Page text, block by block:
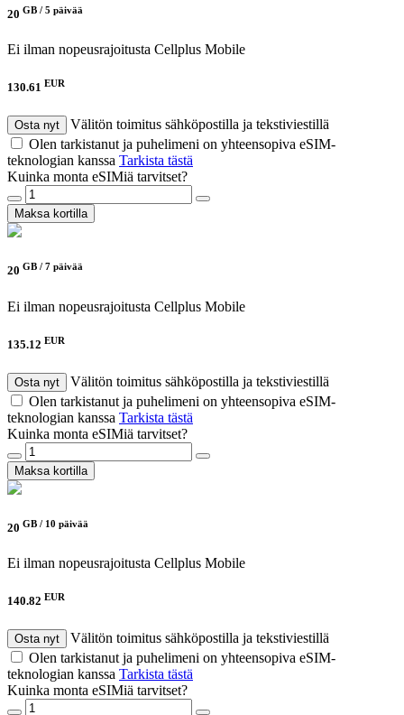
20 GB / 5 päivää
Ei ilman nopeusrajoitusta Cellplus Mobile
130.61 EUR
Osta nyt
Välitön toimitus sähköpostilla ja tekstiviestillä
Olen tarkistanut ja puhelimeni on yhteensopiva eSIM-
teknologian kanssa Tarkista tästä
Kuinka monta eSIMiä tarvitset?
Maksa kortilla
20 GB / 7 päivää
Ei ilman nopeusrajoitusta Cellplus Mobile
135.12 EUR
Osta nyt
Välitön toimitus sähköpostilla ja tekstiviestillä
Olen tarkistanut ja puhelimeni on yhteensopiva eSIM-
teknologian kanssa Tarkista tästä
Kuinka monta eSIMiä tarvitset?
Maksa kortilla
20 GB / 10 päivää
Ei ilman nopeusrajoitusta Cellplus Mobile
140.82 EUR
Osta nyt
Välitön toimitus sähköpostilla ja tekstiviestillä
Olen tarkistanut ja puhelimeni on yhteensopiva eSIM-
teknologian kanssa Tarkista tästä
Kuinka monta eSIMiä tarvitset?